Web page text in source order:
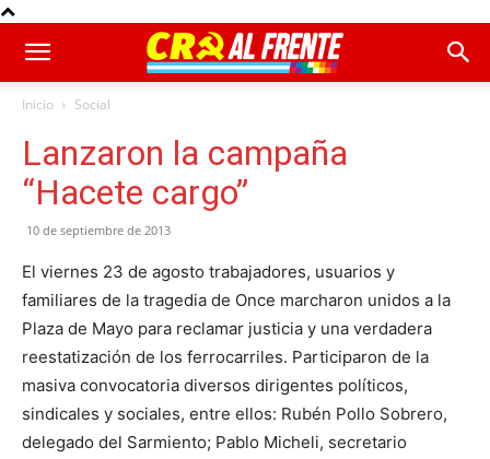
Inicio Social
Lanzaron la campaña
“Hacete cargo”
10 de septiembre de 2013
El viernes 23 de agosto trabajadores, usuarios y
familiares de la tragedia de Once marcharon unidos a la
Plaza de Mayo para reclamar justicia y una verdadera
reestatización de los ferrocarriles. Participaron de la
masiva convocatoria diversos dirigentes políticos,
sindicales y sociales, entre ellos: Rubén Pollo Sobrero,
delegado del Sarmiento; Pablo Micheli, secretario